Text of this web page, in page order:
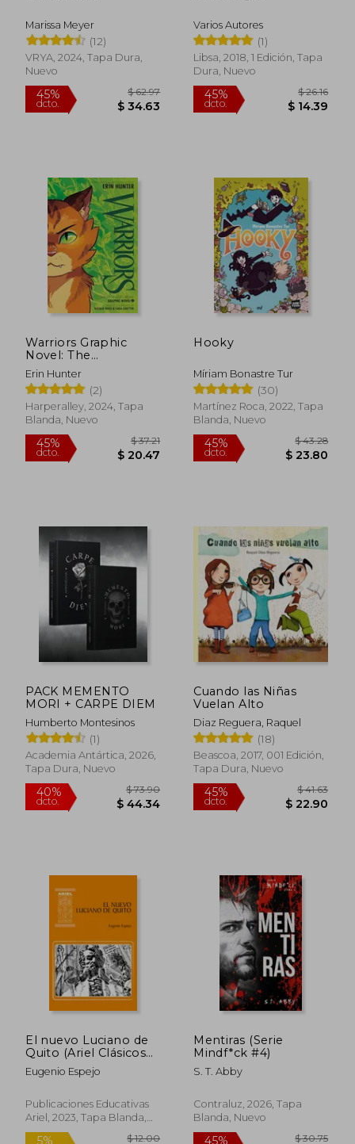
dcto. $ 19.31 dcto.
Marissa Meyer
(12)
VRYA, 2024, Tapa Dura,
Nuevo
45%
dcto.
$ 62.97
$ 34.63
Varios Autores
(1)
Libsa, 2018, 1 Edición, Tapa
Dura, Nuevo
45%
dcto.
Warriors Graphic
Novel: The
Prophecies Begin #1
(en Inglés)
Erin Hunter
(2)
Harperalley, 2024, Tapa
Blanda, Nuevo
45%
dcto. $ 20.47
Hooky
Míriam Bonastre Tur
(30)
Martínez Roca, 2022, Tapa
Blanda, Nuevo
45%
dcto.
PACK MEMENTO
MORI + CARPE DIEM
Humberto Montesinos
(1)
Academia Antártica, 2026,
Tapa Dura, Nuevo
Cuando las Niñas
Vuelan Alto
Diaz Reguera, Raquel
(18)
Beascoa, 2017, 001 Edición,
Tapa Dura, Nuevo
El nuevo Luciano de
Quito (Ariel Clásicos
Ecuatorianos)
Eugenio Espejo
Publicaciones Educativas
Ariel, 2023, Tapa Blanda,
Nuevo
Mentiras (Serie
Mindf*ck #4)
S. T. Abby
Contraluz, 2026, Tapa
Blanda, Nuevo